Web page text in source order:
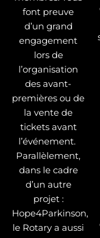
font preuve
d’un grand
engagement
lors de
l’organisation
des avant-
premières ou de
la vente de
tickets avant
l’événement.
Parallèlement,
dans le cadre
d’un autre
projet :
Hope4Parkinson,
le Rotary a aussi